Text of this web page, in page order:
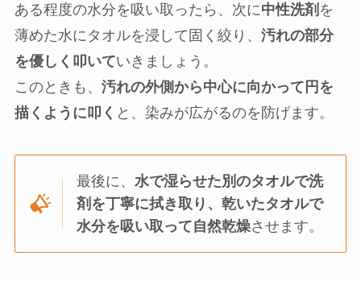
ある程度の水分を吸い取ったら、次に中性洗剤 を
薄めた水にタオルを浸して固く絞り、 汚れの部分
を優しく叩いていきましょう。
このときも、 汚れの外側から中心に向かって円を
描くように叩く と、染みが広がるのを防げます。
最後に、 水で湿らせた別のタオルで洗
剤を丁寧に拭き取り、乾いたタオルで
水分を吸い取って自然乾燥させます。